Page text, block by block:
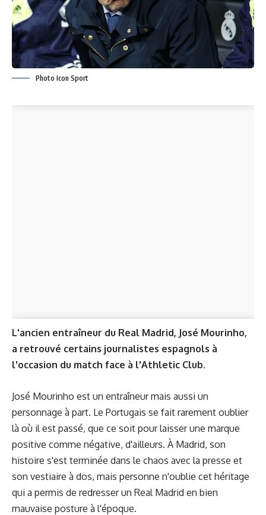
Photo Icon Sport
L'ancien entraîneur du Real Madrid, José Mourinho,
a retrouvé certains journalistes espagnols à
l'occasion du match face à l'Athletic Club.
José Mourinho est un entraîneur mais aussi un
personnage à part. Le Portugais se fait rarement oublier
là où il est passé, que ce soit pour laisser une marque
positive comme négative, d'ailleurs. À Madrid, son
histoire s'est terminée dans le chaos avec la presse et
son vestiaire à dos, mais personne n'oublie cet héritage
qui a permis de redresser un Real Madrid en bien
mauvaise posture à l'époque.